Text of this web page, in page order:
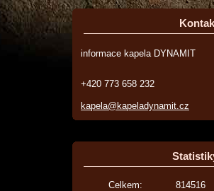
informace kapela DYNAMIT
+420 773 658 232
kapela@kapeladynamit.cz
Celkem:
814516